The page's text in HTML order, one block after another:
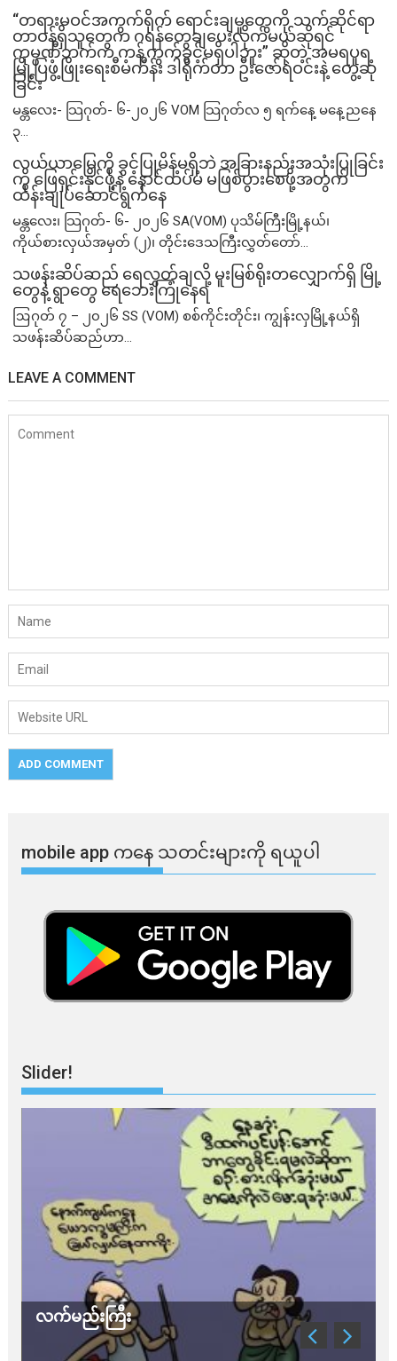
“တရားမဝင်အကွက်ရိုက် ရောင်းချမှုတွေကို သက်ဆိုင်ရာ
တာဝန်ရှိသူတွေက ဂရန်တွေချပေးလိုက်မယ်ဆိုရင်
ကုမ္ပဏီဘက်က ကန့်ကွက်ခွင့်မရှိပါဘူး” ဆိုတဲ့ အမရပူရ
မြို့ပြဖွံ့ဖြိုးရေးစီမံကိန်း ဒါရိုက်တာ ဦးဇော်ရဲဝင်းနဲ့ တွေ့ဆုံ
ခြင်း
မန္တလေး- သြဂုတ်- ၆-၂၀၂၆ VOM သြဂုတ်လ ၅ ရက်နေ့ မနေ့ညနေ
၃...
လယ်ယာမြေကို ခွင့်ပြုမိန့်မရှိဘဲ အခြားနည်းအသုံးပြုခြင်း
ကို ဖြေရှင်းနိုင်ဖို့နဲ့ နောင်ထပ်မံ မဖြစ်ပွားစေဖို့အတွက်
ထိန်းချုပ်ဆောင်ရွက်နေ
မန္တလေး၊ သြဂုတ်- ၆- ၂၀၂၆ SA(VOM) ပုသိမ်ကြီးမြို့နယ်၊
ကိုယ်စားလှယ်အမှတ် (၂)၊ တိုင်းဒေသကြီးလွှတ်တော်...
သဖန်းဆိပ်ဆည် ရေလွှတ်ချလို့ မူးမြစ်ရိုးတလျှောက်ရှိ မြို့
တွေနဲ့ ရွာတွေ ရေဘေးကြုံနေရ
ဩဂုတ် ၇ – ၂၀၂၆ SS (VOM) စစ်ကိုင်းတိုင်း၊ ကျွန်းလှမြို့နယ်ရှိ
သဖန်းဆိပ်ဆည်ဟာ...
LEAVE A COMMENT
mobile app ​​ကနေ ​​သတင်းများကို ရယူပါ
Slider!
လက်မည်းကြီး